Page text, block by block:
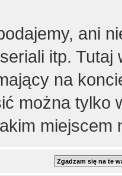
ani
itp. Tutaj
na
można tylko
miejscem